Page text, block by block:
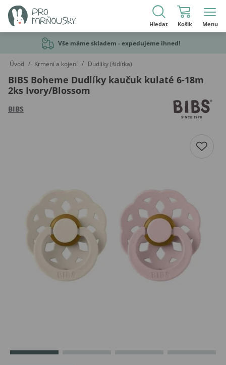
Hledat Košík Menu
Vše máme skladem - expedujeme ihned!
Úvod / Krmení a kojení / Dudlíky (šidítka)
BIBS Boheme Dudlíky kaučuk kulaté 6-18m
2ks Ivory/Blossom
BIBS